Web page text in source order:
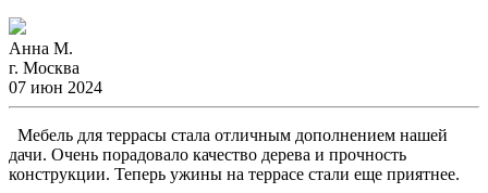
Анна М.
г. Москва
07 июн 2024
Мебель для террасы стала отличным дополнением нашей
дачи. Очень порадовало качество дерева и прочность
конструкции. Теперь ужины на террасе стали еще приятнее.